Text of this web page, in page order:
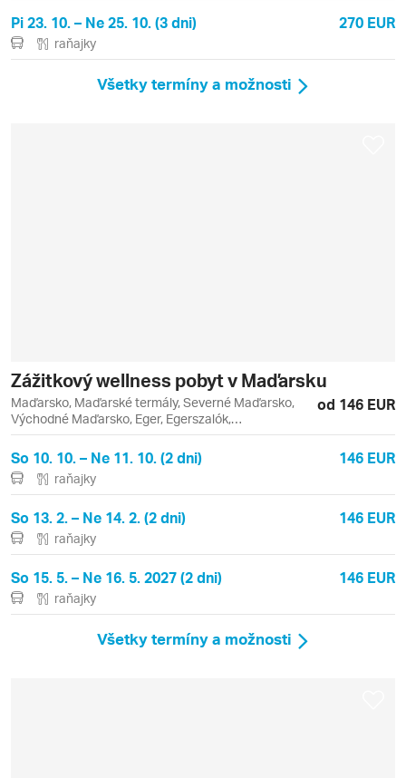
Pi 23. 10. – Ne 25. 10. (3 dni) 270 EUR
raňajky
Všetky termíny a možnosti
Zážitkový wellness pobyt v Maďarsku
Maďarsko, Maďarské termály, Severné Maďarsko,
Východné Maďarsko, Eger, Egerszalók,
Miskolctapolca
od 146 EUR
So 10. 10. – Ne 11. 10. (2 dni) 146 EUR
raňajky
So 13. 2. – Ne 14. 2. (2 dni) 146 EUR
raňajky
So 15. 5. – Ne 16. 5. 2027 (2 dni) 146 EUR
raňajky
Všetky termíny a možnosti